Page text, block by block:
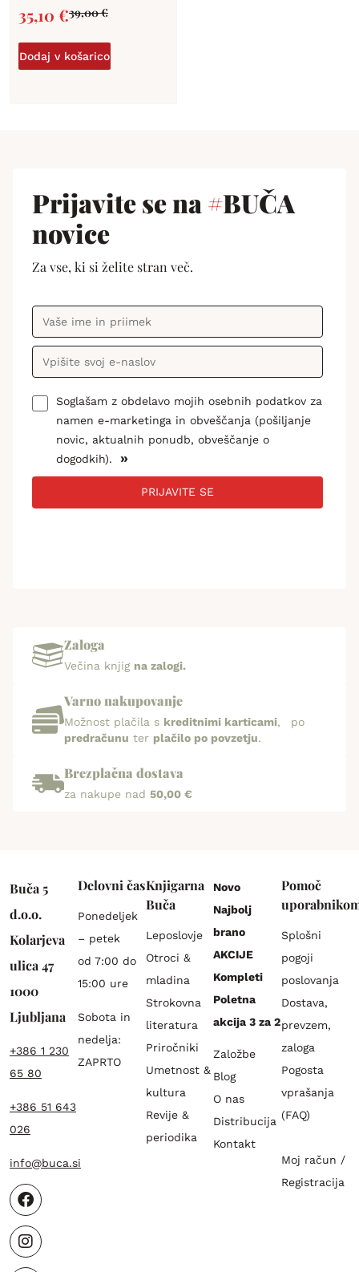
39,00€
35,10 €
Dodaj v košarico
Prijavite se na#BUČA
novice
Za vse, ki si želite stran več.
Soglašam z obdelavo mojih osebnih podatkov za
namen e-marketinga in obveščanja (pošiljanje
novic, aktualnih ponudb, obveščanje o
dogodkih).
»
PRIJAVITE SE
Zaloga
Večina knjig na zalogi.
Varno nakupovanje
Možnost plačila s kreditnimi karticami, po
predračunu ter plačilo po povzetju.
Brezplačna dostava
za nakupe nad 50,00 €
Buča 5
d.o.o.
Kolarjeva
ulica 47
1000
Ljubljana
+386 1 230
65 80
+386 51 643
026
info@buca.si
Delovni čas
Ponedeljek
– petek
od 7:00 do
15:00 ure
Sobota in
nedelja:
ZAPRTO
Knjigarna
Buča
Leposlovje
Otroci &
mladina
Strokovna
literatura
Priročniki
Umetnost &
kultura
Revije &
periodika
Novo
Najbolj
brano
AKCIJE
Kompleti
Poletna
akcija 3 za 2
Založbe
Blog
O nas
Distribucija
Kontakt
Pomoč
Splošni
pogoji
poslovanja
Dostava,
prevzem,
zaloga
Pogosta
vprašanja
(FAQ)
Moj račun /
Registracija